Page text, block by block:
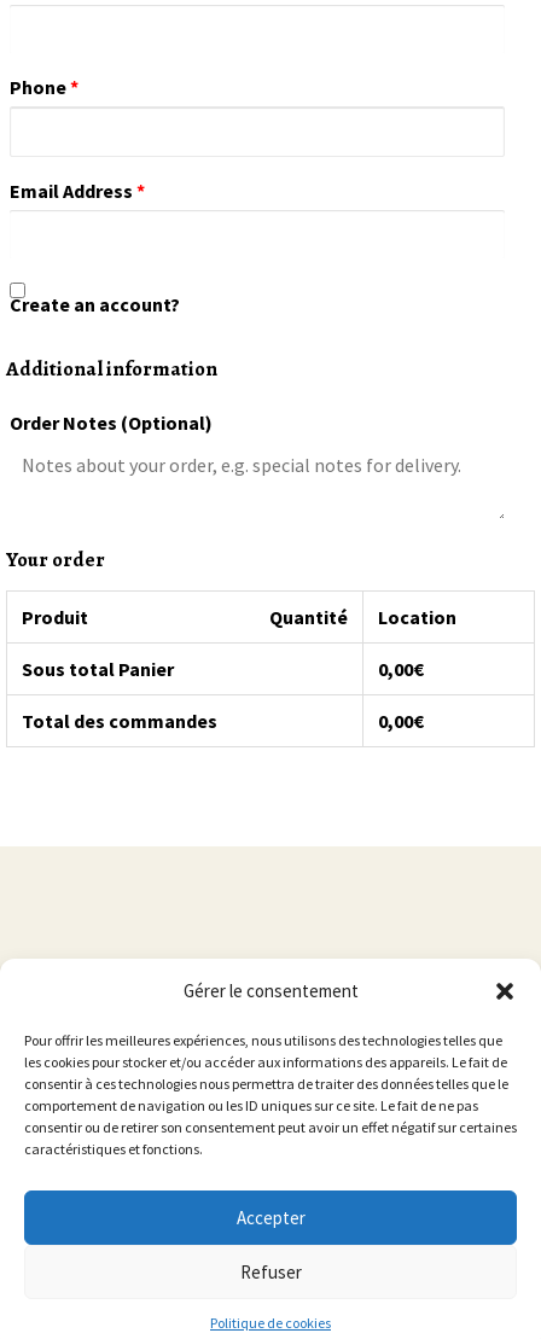
Gérer le consentement
Pour offrir les meilleures expériences, nous utilisons des technologies telles que
les cookies pour stocker et/ou accéder aux informations des appareils. Le fait de
consentir à ces technologies nous permettra de traiter des données telles que le
comportement de navigation ou les ID uniques sur ce site. Le fait de ne pas
consentir ou de retirer son consentement peut avoir un effet négatif sur certaines
caractéristiques et fonctions.
Accepter
Refuser
Politique de cookies
Phone*
Email Address *
Create an account?
Additional information
Order Notes (optional)
Your order
Produit Quantité Location
Sous total Panier 0,00€
Total des commandes 0,00€
Spiritual & Healing Jewelry